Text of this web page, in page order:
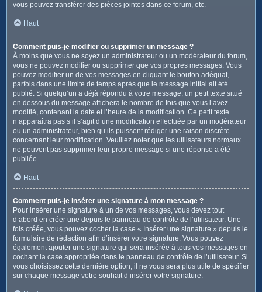
vous pouvez transférer des pièces jointes dans ce forum, etc.
Haut
Comment puis-je modifier ou supprimer un message ?
À moins que vous ne soyez un administrateur ou un modérateur du forum,
vous ne pouvez modifier ou supprimer que vos propres messages. Vous
pouvez modifier un de vos messages en cliquant le bouton adéquat,
parfois dans une limite de temps après que le message initial ait été
publié. Si quelqu’un a déjà répondu à votre message, un petit texte situé
en dessous du message affichera le nombre de fois que vous l’avez
modifié, contenant la date et l’heure de la modification. Ce petit texte
n’apparaîtra pas s’il s’agit d’une modification effectuée par un modérateur
ou un administrateur, bien qu’ils puissent rédiger une raison discrète
concernant leur modification. Veuillez noter que les utilisateurs normaux
ne peuvent pas supprimer leur propre message si une réponse a été
publiée.
Haut
Comment puis-je insérer une signature à mon message ?
Pour insérer une signature à un de vos messages, vous devez tout
d’abord en créer une depuis le panneau de contrôle de l’utilisateur. Une
fois créée, vous pouvez cocher la case « Insérer une signature » depuis le
formulaire de rédaction afin d’insérer votre signature. Vous pouvez
également ajouter une signature qui sera insérée à tous vos messages en
cochant la case appropriée dans le panneau de contrôle de l’utilisateur. Si
vous choisissez cette dernière option, il ne vous sera plus utile de spécifier
sur chaque message votre souhait d’insérer votre signature.